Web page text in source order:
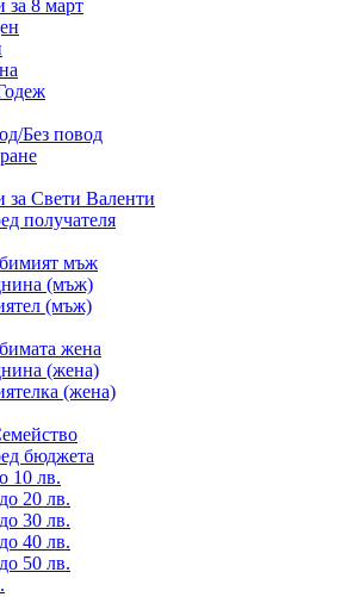
за 8 март
Без повод
за Свети Валенти
получателя
мъж
(мъж)
(мъж)
жена
(жена)
(жена)
бюджета
10 лв.
20 лв.
30 лв.
40 лв.
50 лв.